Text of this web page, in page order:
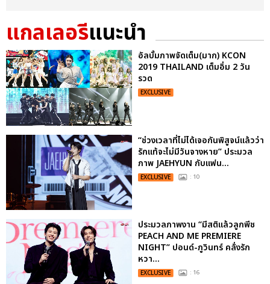
แกลเลอรีแนะนำ
อัลบั้มภาพจัดเต็ม(มาก) KCON
2019 THAILAND เต็มอิ่ม 2 วัน
รวด
EXCLUSIVE
“ช่วงเวลาที่ไม่ได้เจอกันพิสูจน์แล้วว่า
รักแท้จะไม่มีวันจางหาย” ประมวล
ภาพ JAEHYUN กับแฟน...
EXCLUSIVE : 10
ประมวลภาพงาน “มีสติแล้วลูกพีช
PEACH AND ME PREMIERE
NIGHT” ปอนด์-ภูวินทร์ คลั่งรัก
หวา...
EXCLUSIVE : 16